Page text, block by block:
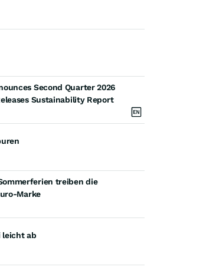
Second Quarter 2026
Sustainability Report
treiben die
Marke
leicht ab